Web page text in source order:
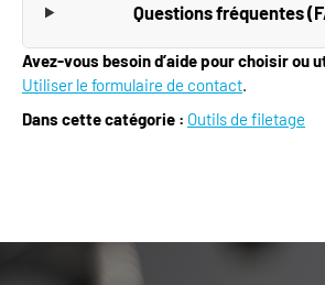
Questions fréquentes
Avez-vous besoin d’aide pour choisir ou
Utiliser le formulaire de contact.
Dans cette catégorie : Outils de filetage